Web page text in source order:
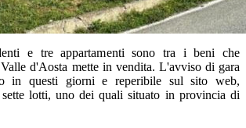
e tre appartamenti sono tra i beni che
d'Aosta mette in vendita. L'avviso di gara
in questi giorni e reperibile sul sito web,
lotti, uno dei quali situato in provincia di